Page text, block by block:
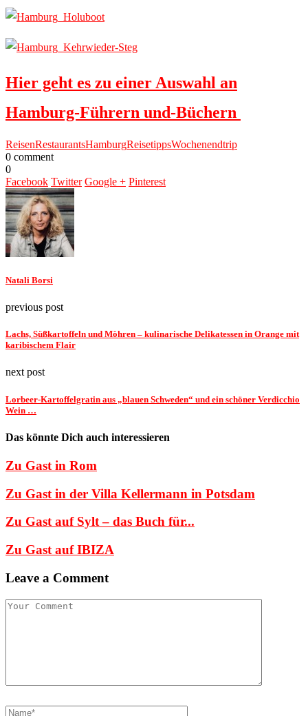
Hier geht es zu einer Auswahl an
Hamburg-Führern und-Büchern
ReisenRestaurantsHamburgReisetippsWochenendtrip
0 comment
0
Facebook Twitter Google + Pinterest
Natali Borsi
previous post
Lachs, Süßkartoffeln und Möhren – kulinarische Delikatessen in Orange mit
karibischem Flair
next post
Lorbeer-Kartoffelgratin aus „blauen Schweden“ und ein schöner Verdicchio
Wein …
Das könnte Dich auch interessieren
Zu Gast in Rom
Zu Gast in der Villa Kellermann in Potsdam
Zu Gast auf Sylt – das Buch für...
Zu Gast auf IBIZA
Leave a Comment